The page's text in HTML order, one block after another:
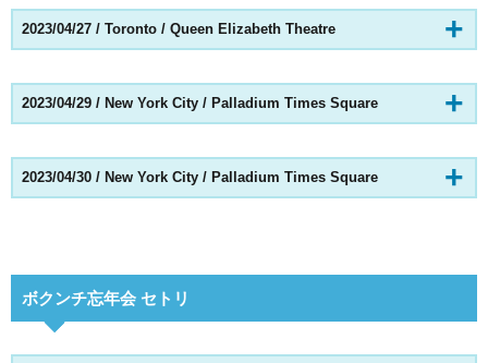
2023/04/27 / Toronto / Queen Elizabeth Theatre
2023/04/29 / New York City / Palladium Times Square
2023/04/30 / New York City / Palladium Times Square
ボクンチ忘年会 セトリ